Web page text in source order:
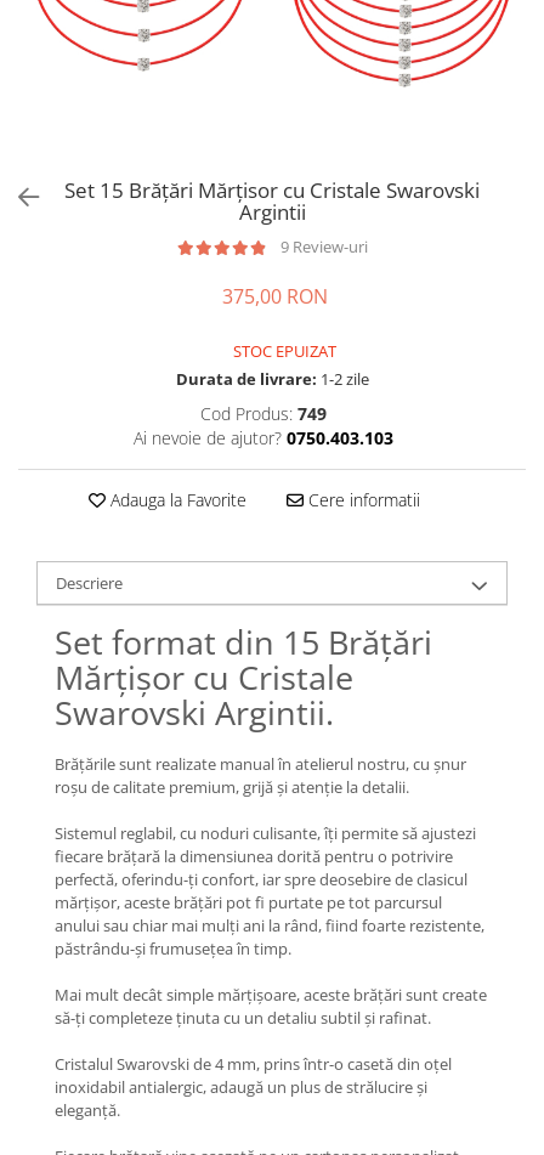
Coliere Transparente cu Cruce
Coliere Transparente cu Stea
Coliere Transparente cu Soare
Coliere Transparente cu Initiale
Coliere Transparente cu Flori
Coliere Transparente cu Molecule
Coliere Transparente Diverse
Lănțișoare cu Cruce
Lănțișoare cu Semilună
Lănțișoare cu Zodii
Lănțișoare cu Animale
Lănțișoare cu Molecule
Lănțișoare cu Pietre Naturale
COLIERE CU PERLE
Coliere cu Perle Preciosa
COLIERE ȘNUR REGLABIL
Coliere cu Inimioare
Coliere cu Cruce
Coliere cu Soare
Coliere cu Zodii
Coliere cu Flori
Brățări din Argint cu pietre
semiprețioase
Brățări elastice cu pietre
Set 15 Brățări Mărțisor cu Cristale Swarovski
Argintii
9 Review-uri
375,00 RON
STOC EPUIZAT
Durata de livrare: 1-2 zile
Cod Produs: 749
Ai nevoie de ajutor? 0750.403.103
Adauga la Favorite Cere informatii
Descriere
Set format din 15 Brățări
Mărțișor cu Cristale
Swarovski Argintii.
Brățările sunt realizate manual în atelierul nostru, cu șnur
roșu de calitate premium, grijă și atenție la detalii.
Sistemul reglabil, cu noduri culisante, îți permite să ajustezi
fiecare brățară la dimensiunea dorită pentru o potrivire
perfectă, oferindu-ți confort, iar spre deosebire de clasicul
mărțișor, aceste brățări pot fi purtate pe tot parcursul
anului sau chiar mai mulți ani la rând, fiind foarte rezistente,
păstrându-și frumusețea în timp.
Mai mult decât simple mărțișoare, aceste brățări sunt create
să-ți completeze ținuta cu un detaliu subtil și rafinat.
Cristalul Swarovski de 4 mm, prins într-o casetă din oțel
inoxidabil antialergic, adaugă un plus de strălucire și
eleganță.